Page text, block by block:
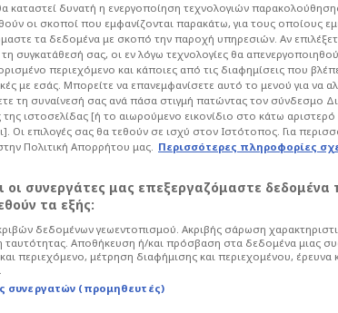
της Μονακό
για
το μέλλον της Μονακό εν όψει
αβέβαιο!
καταστεί δυνατή η ενεργοποίηση τεχνολογιών
οι σκοποί που εμφανίζονται παρακάτω, για τους οποίους
τα δεδομένα με σκοπό την παροχή υπηρεσιών. Αν
συγκατάθεσή σας, οι εν λόγω τεχνολογίες θα
περιεχόμενο και κάποιες από τις διαφημίσεις που
με εσάς. Μπορείτε να επανεμφανίσετε αυτό το μενού για να
τη συναίνεσή σας ανά πάσα στιγμή πατώντας τον σύνδεσμο
ιστοσελίδας [ή το αιωρούμενο εικονίδιο στο κάτω αριστερό
Οι επιλογές σας θα τεθούν σε ισχύ στον Ιστότοπος. Για
Πολιτική Απορρήτου μας. Περισσότερες πληροφορίες
οι συνεργάτες μας επεξεργαζόμαστε δεδομένα
τα εξής:
δεδομένων γεωεντοπισμού. Ακριβής σάρωση
ταυτότητας. Αποθήκευση ή/και πρόσβαση στα δεδομένα μιας
περιεχόμενο, μέτρηση διαφήμισης και περιεχομένου, έρευνα
συνεργατών (προμηθευτές)